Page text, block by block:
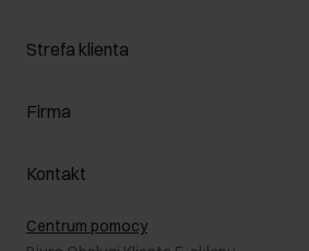
Zarządzaj cookies
Formy płatności
Jak dokonać zwrotu?
Strefa klienta
Klub Klienta
Zwróć produkty
W podróży
Firma
O nas
Salony
B2B - Sprzedaż dla firm
Kontakt
Centrum pomocy